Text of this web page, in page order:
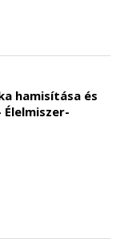
hamisítása és